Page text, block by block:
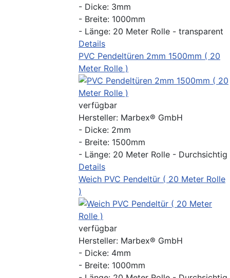
- Dicke: 3mm
- Breite: 1000mm
- Länge: 20 Meter Rolle - transparent
Details
PVC Pendeltüren 2mm 1500mm ( 20
Meter Rolle )
verfügbar
Hersteller: Marbex® GmbH
- Dicke: 2mm
- Breite: 1500mm
- Länge: 20 Meter Rolle - Durchsichtig
Details
Weich PVC Pendeltür ( 20 Meter Rolle
)
verfügbar
Hersteller: Marbex® GmbH
- Dicke: 4mm
- Breite: 1000mm